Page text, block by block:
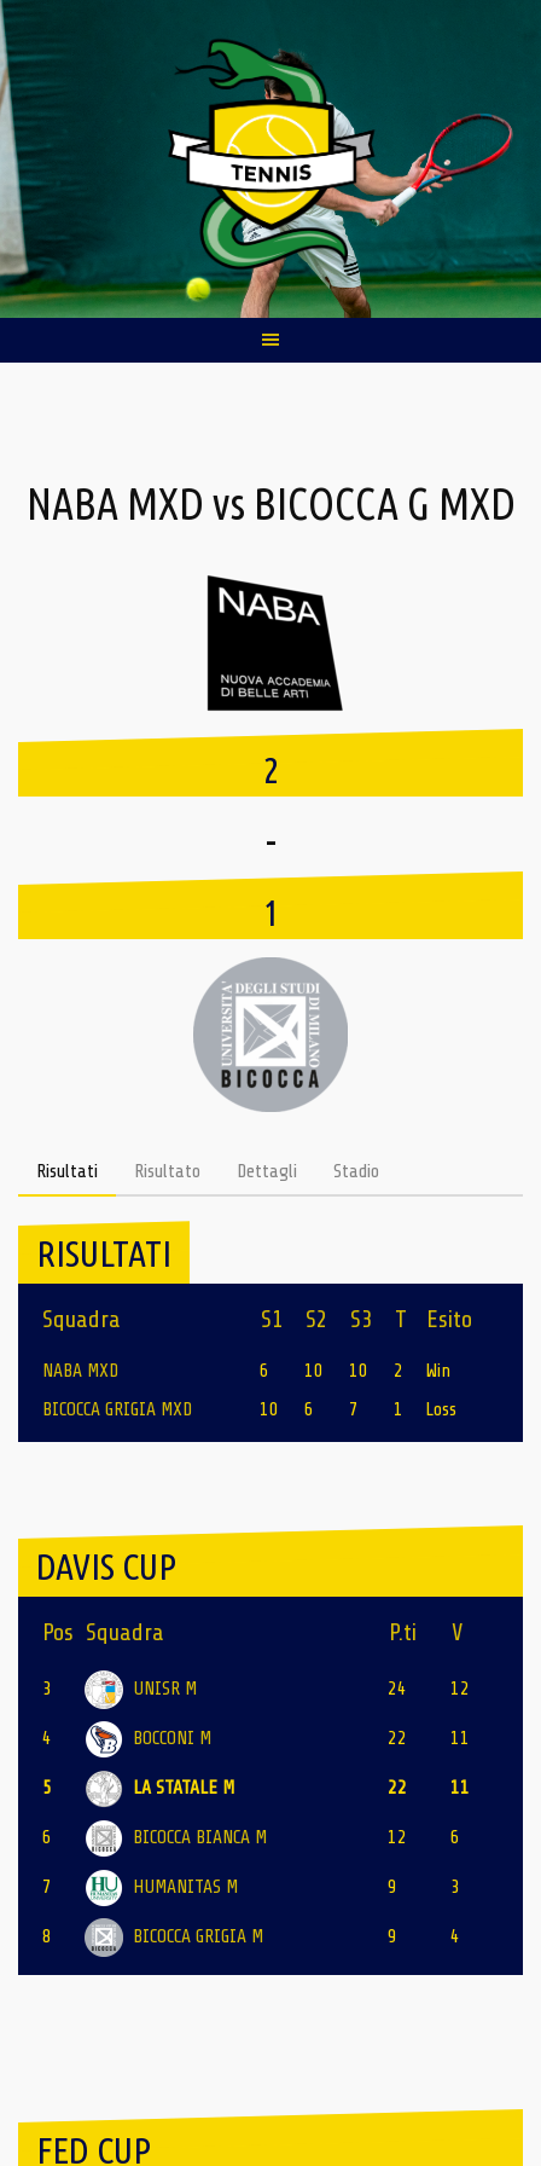
Skip
to
content
NABA MXD vs BICOCCA G MXD
2
-
1
Risultati Risultato Dettagli Stadio
RISULTATI
Squadra S1 S2 S3 T Esito
NABA MXD 6 10 10 2
Win
BICOCCA GRIGIA MXD
10 6 7 1 Loss
DAVIS CUP
Pos Squadra P.ti V
3 UNISR M 24 12
4 BOCCONI M 22 11
5 LA STATALE M 22 11
6 BICOCCA BIANCA M 12 6
7 HUMANITAS M 9 3
8 BICOCCA GRIGIA M 9 4
FED CUP